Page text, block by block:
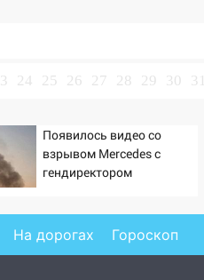
24 25 26 27 28 29 30 31
Появилось видео со
взрывом Mercedes с
гендиректором
На дорогах Гороскоп